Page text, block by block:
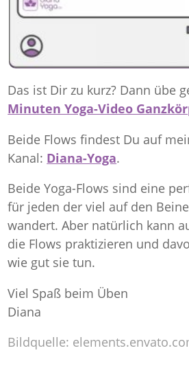
Das ist Dir zu kurz? Dann übe
Minuten Yoga-Video
Beide Flows findest Du auf
Kanal: Diana-Yoga.
Beide Yoga-Flows sind eine
für jeden der viel auf den
wandert. Aber natürlich kann
die Flows praktizieren und
wie gut sie tun.
Viel Spaß beim Üben
Diana
Bildquelle: